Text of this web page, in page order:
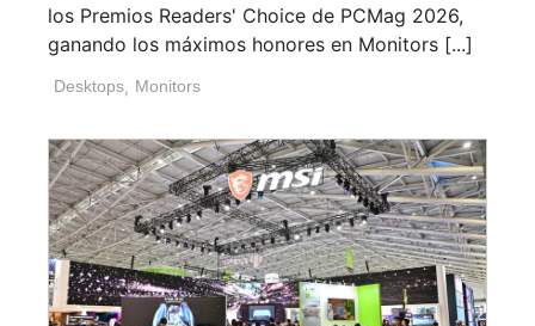
los Premios Readers' Choice de PCMag 2026,
ganando los máximos honores en Monitors [...]
Desktops, Monitors